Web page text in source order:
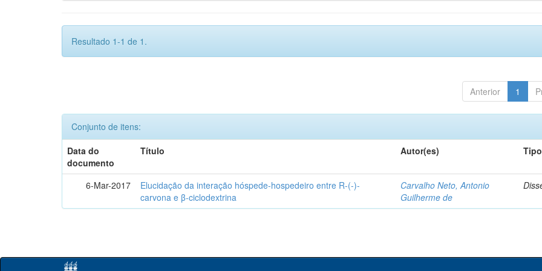
Resultado 1-1 de 1.
Anterior 1
Conjunto de itens:
Data do
documento
Título Autor(es) Tipo
6-Mar-2017
Elucidação da interação hóspede-hospedeiro entre R-(-)-
carvona e β-ciclodextrina
Carvalho Neto, Antonio
Guilherme de